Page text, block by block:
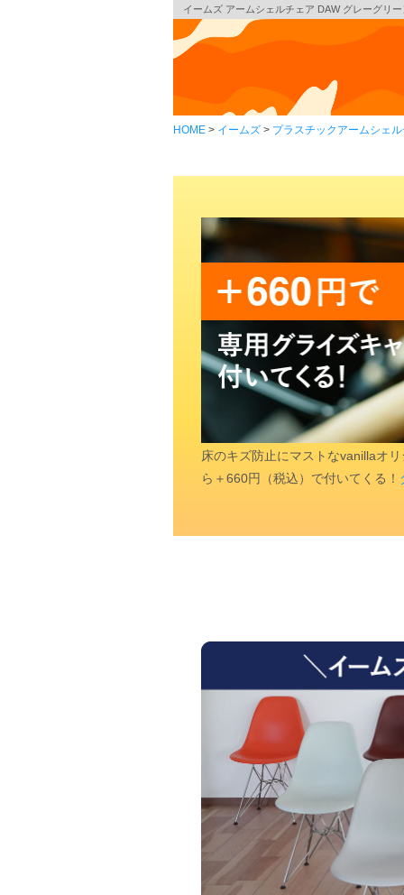
イームズ アームシェルチェア DAW グレーグリ
HOME イームズ プラスチックアームシェ
床のキズ防止にマストなvanillaオ
ら＋660円（税込）で付いてくる！